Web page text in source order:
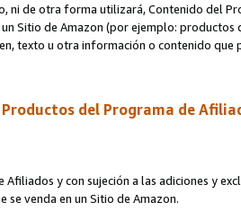
ni de otra forma utilizará, Contenido del
Sitio de Amazon (por ejemplo:
texto u otra información o contenido
del Programa de
y con sujeción a las adiciones y
venda en un Sitio de Amazon.